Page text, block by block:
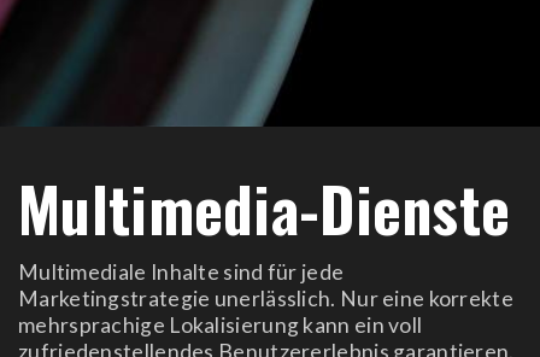
Multimedia-Dienste
Multimediale Inhalte sind für jede
Marketingstrategie unerlässlich. Nur eine korrekte
mehrsprachige Lokalisierung kann ein voll
zufriedenstellendes Benutzererlebnis garantieren.